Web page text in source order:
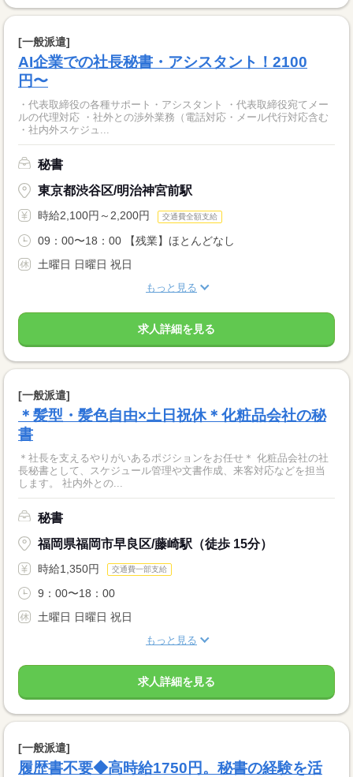
[一般派遣]
AI企業での社長秘書・アシスタント！2100
円〜
・代表取締役の各種サポート・アシスタント ・代表取締役宛てメー
ルの代理対応 ・社外との渉外業務（電話対応・メール代行対応含む
・社内外スケジュ...
秘書
東京都渋谷区/明治神宮前駅
時給2,100円～2,200円 交通費全額支給
09：00〜18：00 【残業】ほとんどなし
土曜日 日曜日 祝日
もっと見る
求人詳細を見る
[一般派遣]
＊髪型・髪色自由×土日祝休＊化粧品会社の秘
書
＊社長を支えるやりがいあるポジションをお任せ＊ 化粧品会社の社
長秘書として、スケジュール管理や文書作成、来客対応などを担当
します。 社内外との...
秘書
福岡県福岡市早良区/藤崎駅（徒歩 15分）
時給1,350円 交通費一部支給
9：00〜18：00
土曜日 日曜日 祝日
もっと見る
求人詳細を見る
[一般派遣]
履歴書不要◆高時給1750円。秘書の経験を活